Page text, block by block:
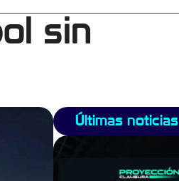
sin
Últimas noticias